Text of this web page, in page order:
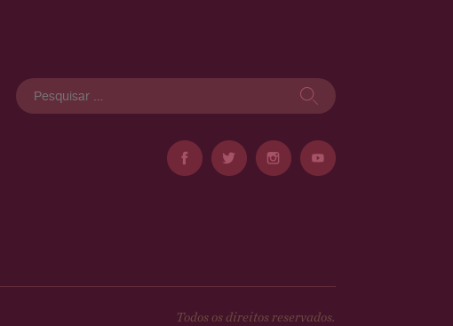
Pesquisar
por:
Todos os direitos reservados.